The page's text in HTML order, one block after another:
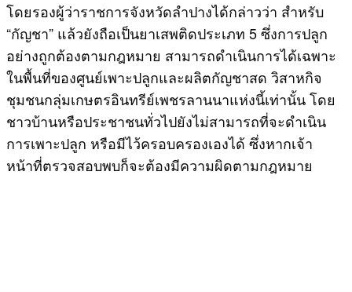
โดยรองผู้ว่าราชการจังหวัดลำปางได้กล่าวว่า สำหรับ
“กัญชา” แล้วยังถือเป็นยาเสพติดประเภท 5 ซึ่งการปลูก
อย่างถูกต้องตามกฎหมาย สามารถดำเนินการได้เฉพาะ
ในพื้นที่ของศูนย์เพาะปลูกและผลิตกัญชาสด วิสาหกิจ
ชุมชนกลุ่มเกษตรอินทรีย์เพชรลานนาแห่งนี้เท่านั้น โดย
ชาวบ้านหรือประชาชนทั่วไปยังไม่สามารถที่จะดำเนิน
การเพาะปลูก หรือมีไว้ครอบครองเองได้ ซึ่งหากเจ้า
หน้าที่ตรวจสอบพบก็จะต้องมีความผิดตามกฎหมาย